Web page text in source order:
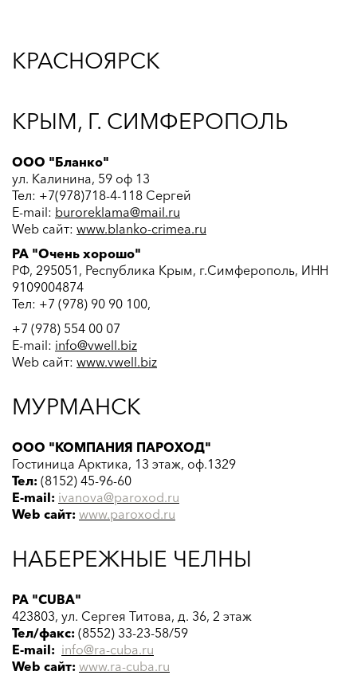
КРАСНОЯРСК
КРЫМ, Г. СИМФЕРОПОЛЬ
ООО "Бланко"
ул. Калинина, 59 оф 13
Тел: +7(978)718-4-118 Сергей
E-mail: buroreklama@mail.ru
Web сайт: www.blanko-crimea.ru
РА "Очень хорошо"
РФ, 295051, Республика Крым, г.Симферополь, ИНН
9109004874
Тел: +7 (978) 90 90 100,
+7 (978) 554 00 07
E-mail: info@vwell.biz
Web сайт: www.vwell.biz
МУРМАНСК
ООО "КОМПАНИЯ ПАРОХОД"
Гостиница Арктика, 13 этаж, оф.1329
Тел: (8152) 45-96-60
E-mail: ivanova@paroxod.ru
Web сайт: www.paroxod.ru
НАБЕРЕЖНЫЕ ЧЕЛНЫ
РА "CUBA"
423803, ул. Сергея Титова, д. 36, 2 этаж
Тел/факс: (8552) 33-23-58/59
E-mail: info@ra-cuba.ru
Web сайт: www.ra-cuba.ru